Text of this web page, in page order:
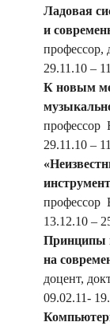
Ладовая
и
профессор,
29.11.10 –
К новым
профессор
29.11.10 –
профессор
13.12.10 –
Принципы
на
доцент,
09.02.11-